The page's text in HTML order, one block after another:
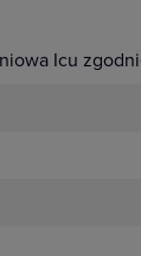
Icu